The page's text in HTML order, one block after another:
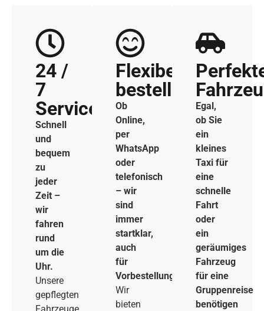
24 /
7
Service
Schnell
und
bequem
zu
jeder
Zeit –
wir
fahren
rund
um die
Uhr.
Unsere
gepflegten
Flexibel
bestellen
Ob
Online,
per
WhatsApp
oder
telefonisch
– wir
sind
immer
startklar,
auch
für
Vorbestellungen.
Wir
bieten
Egal,
ob Sie
ein
kleines
Taxi für
eine
schnelle
Fahrt
oder
ein
geräumiges
Fahrzeug
für eine
Gruppenreise
benötigen